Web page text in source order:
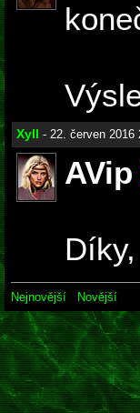
Xyll - 22. červen 2016
AVip
Nejnovější Novější